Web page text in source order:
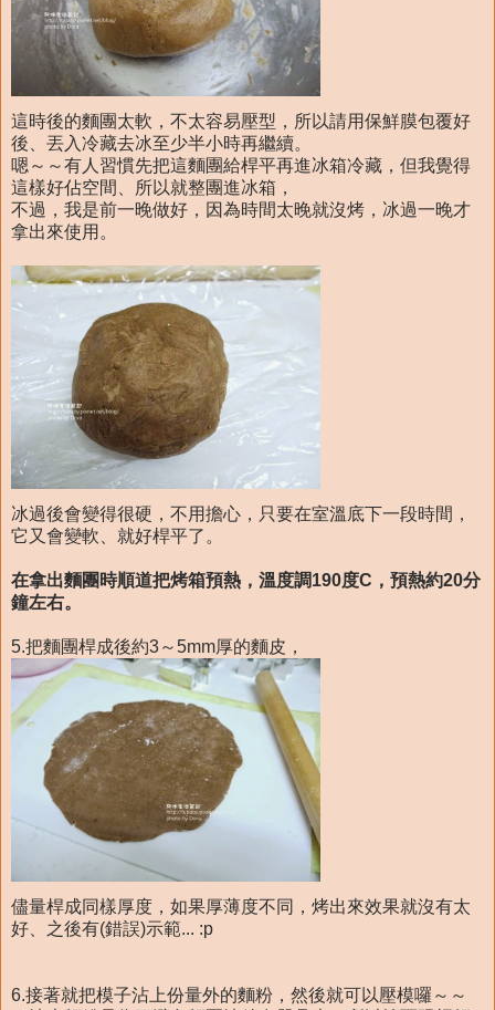
這時後的麵團太軟，不太容易壓型，所以請用保鮮膜包覆好
後、丟入冷藏去冰至少半小時再繼續。
嗯～～有人習慣先把這麵團給桿平再進冰箱冷藏，但我覺得
這樣好佔空間、所以就整團進冰箱，
不過，我是前一晚做好，因為時間太晚就沒烤，冰過一晚才
拿出來使用。
冰過後會變得很硬，不用擔心，只要在室溫底下一段時間，
它又會變軟、就好桿平了。
在拿出麵團時順道把烤箱預熱，溫度調190度C，預熱約20分
鐘左右。
5.把麵團桿成後約3～5mm厚的麵皮，
儘量桿成同樣厚度，如果厚薄度不同，烤出來效果就沒有太
好、之後有(錯誤)示範... :p
6.接著就把模子沾上份量外的麵粉，然後就可以壓模囉～～